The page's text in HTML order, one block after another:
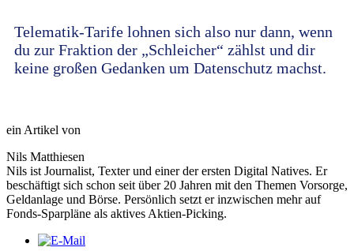
Telematik-Tarife lohnen sich also nur dann, wenn
du zur Fraktion der „Schleicher“ zählst und dir
keine großen Gedanken um Datenschutz machst.
ein Artikel von
Nils Matthiesen
Nils ist Journalist, Texter und einer der ersten Digital Natives. Er
beschäftigt sich schon seit über 20 Jahren mit den Themen Vorsorge,
Geldanlage und Börse. Persönlich setzt er inzwischen mehr auf
Fonds-Sparpläne als aktives Aktien-Picking.